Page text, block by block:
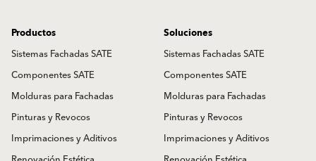
Productos
Sistemas Fachadas SATE
Componentes SATE
Molduras para Fachadas
Pinturas y Revocos
Soluciones
Sistemas Fachadas SATE
Componentes SATE
Molduras para Fachadas
Pinturas y Revocos